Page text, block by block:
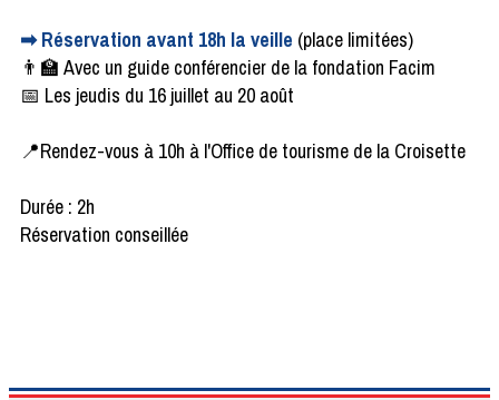
➡ Réservation avant 18h la veille (place limitées)
👨‍🏫 Avec un guide conférencier de la fondation Facim
📅 Les jeudis du 16 juillet au 20 août
📍Rendez-vous à 10h à l'Office de tourisme de la Croisette
Durée : 2h
Réservation conseillée